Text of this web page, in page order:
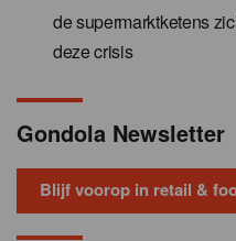
de supermarktketens
deze crisis
Gondola Newsletter
Blijf voorop in retail &